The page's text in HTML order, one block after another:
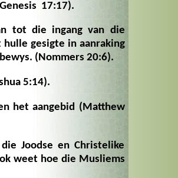
17:17).
tot die ingang van die
gesigte in aanraking
(Nommers 20:6).
5:14).
het aangebid (Matthew
Joodse en Christelike
weet hoe die Musliems